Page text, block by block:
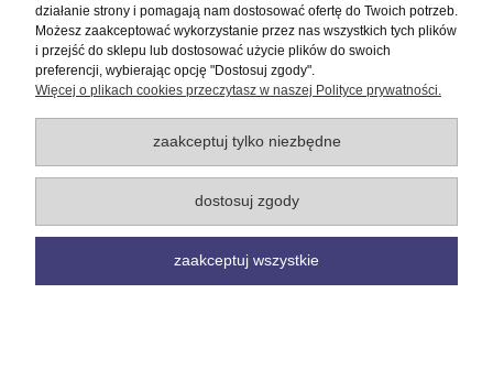
O nas
pokaż pełną wersję strony
Sklep internetowy Shoper Premium
działanie strony i pomagają nam dostosować ofertę do Twoich potrzeb.
Możesz zaakceptować wykorzystanie przez nas wszystkich tych plików
i przejść do sklepu lub dostosować użycie plików do swoich
preferencji, wybierając opcję "Dostosuj zgody".
Więcej o plikach cookies przeczytasz w naszej Polityce prywatności.
zaakceptuj tylko niezbędne
dostosuj zgody
zaakceptuj wszystkie